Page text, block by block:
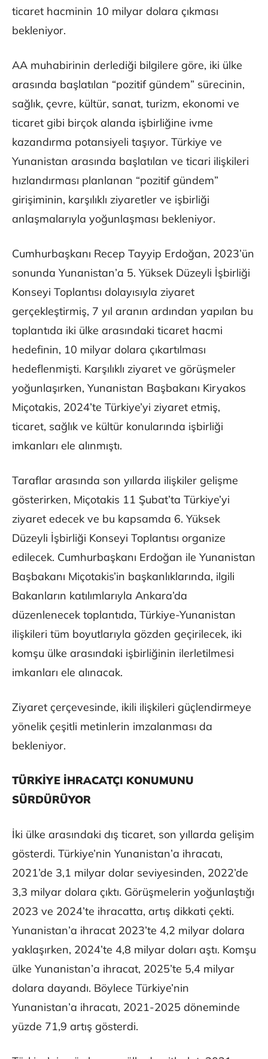
ticaret hacminin 10 milyar dolara çıkması
bekleniyor.
AA muhabirinin derlediği bilgilere göre, iki ülke
arasında başlatılan “pozitif gündem” sürecinin,
sağlık, çevre, kültür, sanat, turizm, ekonomi ve
ticaret gibi birçok alanda işbirliğine ivme
kazandırma potansiyeli taşıyor. Türkiye ve
Yunanistan arasında başlatılan ve ticari ilişkileri
hızlandırması planlanan “pozitif gündem”
girişiminin, karşılıklı ziyaretler ve işbirliği
anlaşmalarıyla yoğunlaşması bekleniyor.
Cumhurbaşkanı Recep Tayyip Erdoğan, 2023’ün
sonunda Yunanistan’a 5. Yüksek Düzeyli İşbirliği
Konseyi Toplantısı dolayısıyla ziyaret
gerçekleştirmiş, 7 yıl aranın ardından yapılan bu
toplantıda iki ülke arasındaki ticaret hacmi
hedefinin, 10 milyar dolara çıkartılması
hedeflenmişti. Karşılıklı ziyaret ve görüşmeler
yoğunlaşırken, Yunanistan Başbakanı Kiryakos
Miçotakis, 2024’te Türkiye’yi ziyaret etmiş,
ticaret, sağlık ve kültür konularında işbirliği
imkanları ele alınmıştı.
Taraflar arasında son yıllarda ilişkiler gelişme
gösterirken, Miçotakis 11 Şubat’ta Türkiye’yi
ziyaret edecek ve bu kapsamda 6. Yüksek
Düzeyli İşbirliği Konseyi Toplantısı organize
edilecek. Cumhurbaşkanı Erdoğan ile Yunanistan
Başbakanı Miçotakis’in başkanlıklarında, ilgili
Bakanların katılımlarıyla Ankara’da
düzenlenecek toplantıda, Türkiye-Yunanistan
ilişkileri tüm boyutlarıyla gözden geçirilecek, iki
komşu ülke arasındaki işbirliğinin ilerletilmesi
imkanları ele alınacak.
Ziyaret çerçevesinde, ikili ilişkileri güçlendirmeye
yönelik çeşitli metinlerin imzalanması da
bekleniyor.
TÜRKİYE İHRACATÇI KONUMUNU
SÜRDÜRÜYOR
İki ülke arasındaki dış ticaret, son yıllarda gelişim
gösterdi. Türkiye’nin Yunanistan’a ihracatı,
2021’de 3,1 milyar dolar seviyesinden, 2022’de
3,3 milyar dolara çıktı. Görüşmelerin yoğunlaştığı
2023 ve 2024’te ihracatta, artış dikkati çekti.
Yunanistan’a ihracat 2023’te 4,2 milyar dolara
yaklaşırken, 2024’te 4,8 milyar doları aştı. Komşu
ülke Yunanistan’a ihracat, 2025’te 5,4 milyar
dolara dayandı. Böylece Türkiye’nin
Yunanistan’a ihracatı, 2021-2025 döneminde
yüzde 71,9 artış gösterdi.